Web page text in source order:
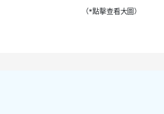
（*點擊查看大圖）